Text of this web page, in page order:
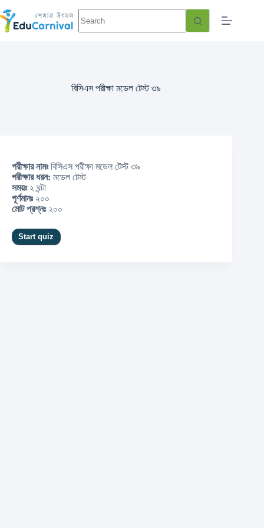
বিসিএস পরীক্ষা মডেল টেস্ট ৩৯
পরীক্ষার নামঃবিসিএস পরীক্ষা মডেল টেস্ট ৩৯
পরীক্ষার ধরন: মডেল টেস্ট
সময়ঃ২ ঘন্টা
পূর্ণমানঃ২০০
মোট প্রশ্নঃ২০০